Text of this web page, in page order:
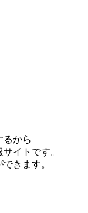
るから
イトです。
きます。